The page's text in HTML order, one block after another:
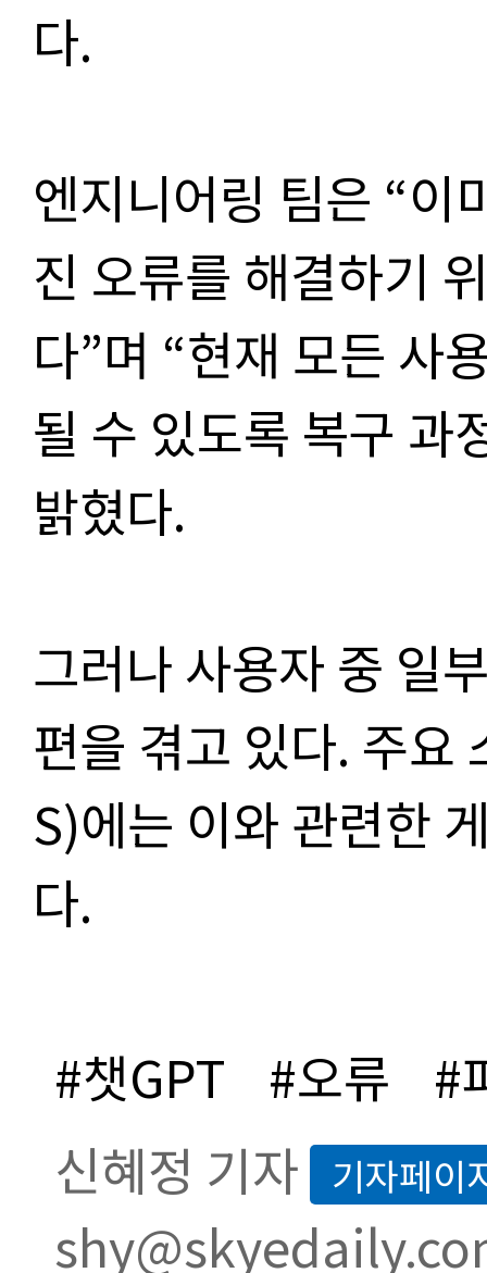
다.
엔지니어링 팀은 “이
진 오류를 해결하기
다”며 “현재 모든 사
될 수 있도록 복구 과
밝혔다.
그러나 사용자 중 일
편을 겪고 있다. 주요
S)에는 이와 관련한
다.
#챗GPT #오류
#
신혜정 기자
기자페이